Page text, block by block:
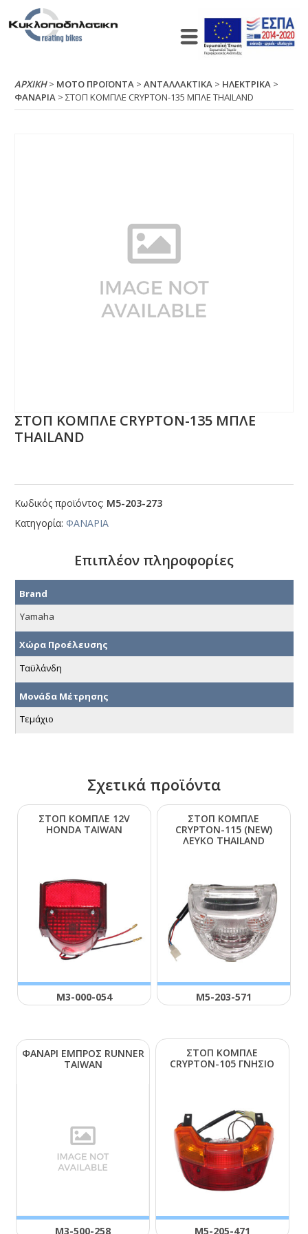
ΑΡΧΙΚΉ> ΜΟΤΟ ΠΡΟΪΟΝΤΑ >ΑΝΤΑΛΛΑΚΤΙΚΑ > ΗΛΕΚΤΡΙΚΑ >
ΦΑΝΑΡΙΑ > ΣΤΟΠ ΚΟΜΠΛΕ CRΥΡΤΟΝ-135 ΜΠΛΕ ΤΗΑΙLΑΝD
ΣΤΟΠ ΚΟΜΠΛΕ CRΥΡΤΟΝ-135 ΜΠΛΕ
ΤΗΑΙLΑΝD
Κωδικός προϊόντος: Μ5-203-273
Κατηγορία: ΦΑΝΑΡΙΑ
Επιπλέον πληροφορίες
Brand
Yamaha
Χώρα Προέλευσης
Ταϋλάνδη
Μονάδα Μέτρησης
Τεμάχιο
Σχετικά προϊόντα
ΣΤΟΠ ΚΟΜΠΛΕ 12V
ΗΟΝDΑ ΤΑΙWΑΝ
Μ3-000-054
ΣΤΟΠ ΚΟΜΠΛΕ
CRΥΡΤΟΝ-115 (ΝΕW)
ΛΕΥΚΟ ΤΗΑΙLΑΝD
Μ5-203-571
ΦΑΝΑΡΙ ΕΜΠΡΟΣ RUΝΝΕR
ΤΑΙWΑΝ
Μ3-500-258
ΣΤΟΠ ΚΟΜΠΛΕ
CRΥΡΤΟΝ-105 ΓΝΗΣΙΟ
Μ5-205-471